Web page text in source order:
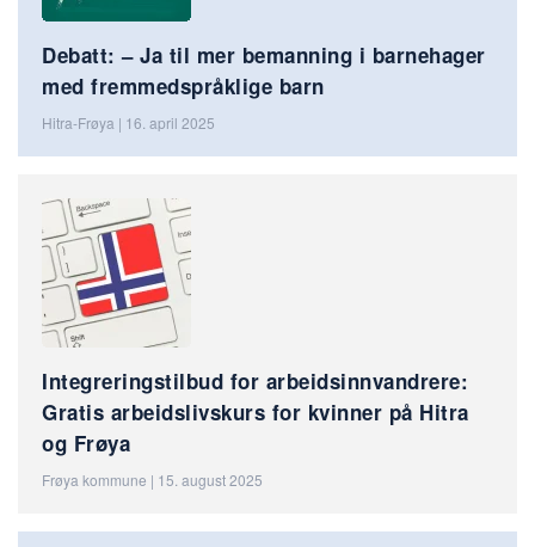
Debatt: – Ja til mer bemanning i barnehager
med fremmedspråklige barn
Hitra-Frøya | 16. april 2025
Integreringstilbud for arbeidsinnvandrere:
Gratis arbeidslivskurs for kvinner på Hitra
og Frøya
Frøya kommune | 15. august 2025